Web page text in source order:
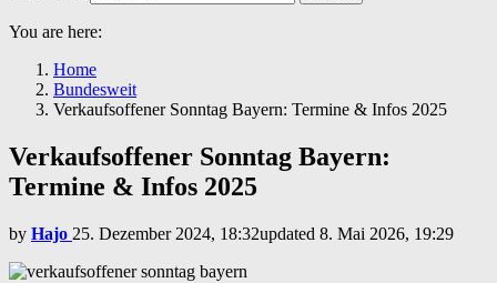
You are here:
Home
Bundesweit
Verkaufsoffener Sonntag Bayern: Termine & Infos 2025
Verkaufsoffener Sonntag Bayern:
Termine & Infos 2025
by Hajo 25. Dezember 2024, 18:32updated 8. Mai 2026, 19:29